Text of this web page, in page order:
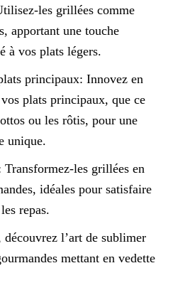
les grillées comme
apportant une touche
à vos plats légers.
principaux: Innovez en
plats principaux, que ce
ou les rôtis, pour une
unique.
les grillées en
idéales pour satisfaire
repas.
l’art de sublimer
mettant en vedette